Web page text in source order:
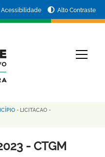
Acessibilidade Alto Contraste
- LICITACAO -
- CTGM